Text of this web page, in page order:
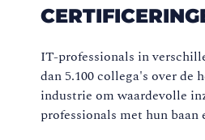
IT-professionals in
dan 5.100 collega's over
industrie om waardevolle
professionals met hun baan